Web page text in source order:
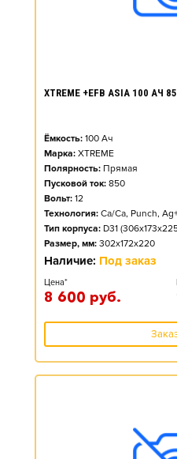
XTREME +EFB ASIA 100 АЧ
Ёмкость: 100 Ач
Марка: XTREME
Полярность: Прямая
Пусковой ток: 850
Вольт: 12
Технология: Ca/Ca, Punch,
Тип корпуса: D31
Размер, мм: 302x172x220
Наличие: Под заказ
Цена*
8 600 руб.